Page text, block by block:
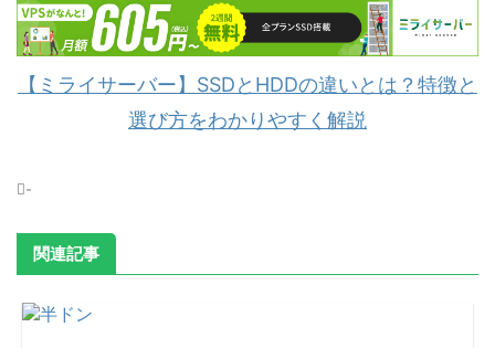
【ミライサーバー】SSDとHDDの違いとは？特徴と
選び方をわかりやすく解説
-
関連記事